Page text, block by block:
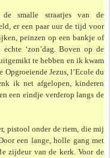
de smalle straatjes van de
er een paar uur de tijd voor
peinzen op een bankje of
‘zon’dag. Boven op de
te hebben en ik kwam
Jezus, l’Ecole du
ik net afgelopen, kinderen
een eindje verderop langs de
pistool onder de riem, die mij
een lange, holle gang met
zijdeur van de kerk. Voor de